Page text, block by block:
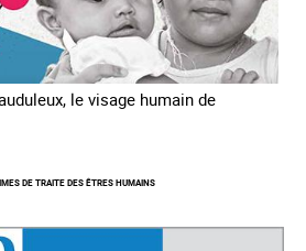
le visage humain de
DE TRAITE DES ÊTRES HUMAINS